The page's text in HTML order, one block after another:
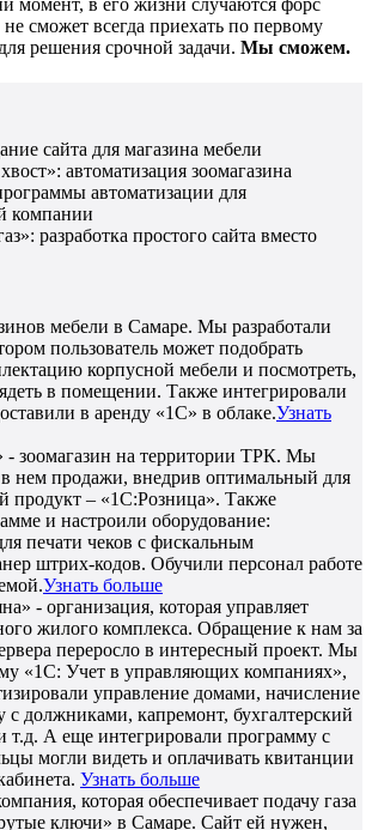
момент, в его жизни случаются форс
сможет всегда приехать по первому
решения срочной задачи. Мы сможем.
сайта для магазина мебели
автоматизация зоомагазина
автоматизации для
компании
разработка простого сайта вместо
мебели в Самаре. Мы разработали
пользователь может подобрать
корпусной мебели и посмотреть,
в помещении. Также интегрировали
в аренду «1С» в облаке.Узнать
- зоомагазин на территории ТРК. Мы
в нем продажи, внедрив оптимальный для
продукт – «1С:Розница». Также
и настроили оборудование:
печати чеков с фискальным
штрих-кодов. Обучили персонал работе
Узнать больше
- организация, которая управляет
жилого комплекса. Обращение к нам за
переросло в интересный проект. Мы
«1С: Учет в управляющих компаниях»,
управление домами, начисление
с должниками, капремонт, бухгалтерский
т.д. А еще интегрировали программу с
могли видеть и оплачивать квитанции
Узнать больше
которая обеспечивает подачу газа
ключи» в Самаре. Сайт ей нужен,